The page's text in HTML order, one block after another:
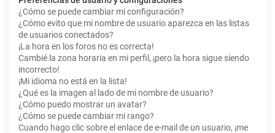
¿Cómo se puede cambiar mi configuración?
¿Cómo evito que mi nombre de usuario aparezca en las listas
de usuarios conectados?
¡La hora en los foros no es correcta!
Cambié la zona horaria en mi perfil, ¡pero la hora sigue siendo
incorrecto!
¡Mi idioma no está en la lista!
¿Qué es la imagen al lado de mi nombre de usuario?
¿Cómo puedo mostrar un avatar?
¿Cómo se puede cambiar mi rango?
Cuando hago clic sobre el enlace de e-mail de un usuario, ¡me